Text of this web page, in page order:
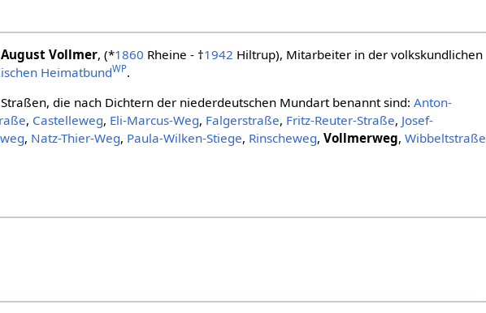
August Vollmer, (*1860 Rheine - †1942 Hiltrup), Mitarbeiter in der volkskundlichen
HeimatbundWP.
die nach Dichtern der niederdeutschen Mundart benannt sind:Anton-
, Castelleweg, Eli-Marcus-Weg, Falgerstraße, Fritz-Reuter-Straße, Josef-
, Natz-Thier-Weg, Paula-Wilken-Stiege, Rinscheweg,Vollmerweg,Wibbeltstraße